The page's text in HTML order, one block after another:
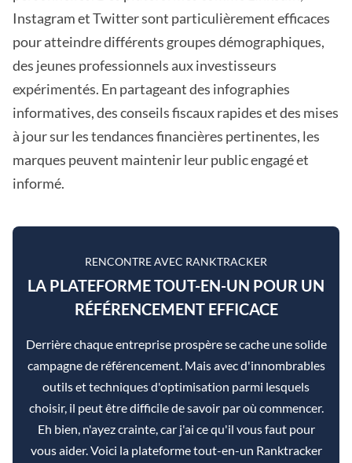
Instagram et Twitter sont particulièrement efficaces
pour atteindre différents groupes démographiques,
des jeunes professionnels aux investisseurs
expérimentés. En partageant des infographies
informatives, des conseils fiscaux rapides et des mises
à jour sur les tendances financières pertinentes, les
marques peuvent maintenir leur public engagé et
informé.
RENCONTRE AVEC RANKTRACKER
LA PLATEFORME TOUT-EN-UN POUR UN
RÉFÉRENCEMENT EFFICACE
Derrière chaque entreprise prospère se cache une solide
campagne de référencement. Mais avec d'innombrables
outils et techniques d'optimisation parmi lesquels
choisir, il peut être difficile de savoir par où commencer.
Eh bien, n'ayez crainte, car j'ai ce qu'il vous faut pour
vous aider. Voici la plateforme tout-en-un Ranktracker